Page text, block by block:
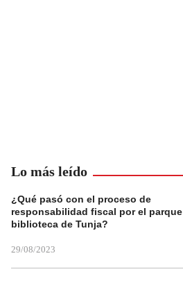
Lo más leído
¿Qué pasó con el proceso de
responsabilidad fiscal por el parque
biblioteca de Tunja?
29/08/2023